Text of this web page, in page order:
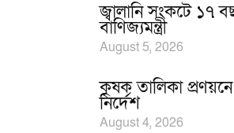
জ্বালানি সংকটে ১৭
বাণিজ্যমন্ত্রী
August 5, 2026
কৃষক তালিকা প্রণয়নে
নির্দেশ
August 4, 2026